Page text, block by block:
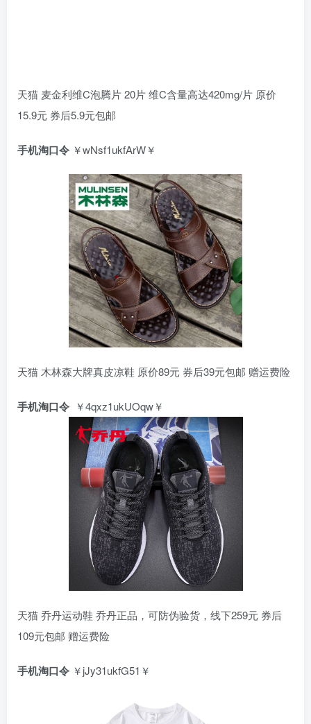
天猫 麦金利维C泡腾片 20片 维C含量高达420mg/片 原价
15.9元 券后5.9元包邮
手机淘口令 ￥wNsf1ukfArW￥
天猫 木林森大牌真皮凉鞋 原价89元 券后39元包邮 赠运费险
手机淘口令 ￥4qxz1ukUOqw￥
天猫 乔丹运动鞋 乔丹正品，可防伪验货，线下259元 券后
109元包邮 赠运费险
手机淘口令 ￥jJy31ukfG51￥